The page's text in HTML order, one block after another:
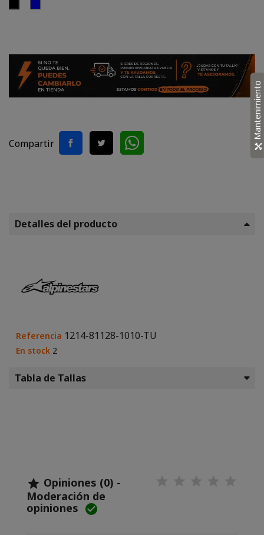
Compartir
Detalles del producto
Referencia 1214-81128-1010-TU
En stock 2
Tabla de Tallas
 Opiniones (0) -
Moderación de
opiniones 
Mantenimiento